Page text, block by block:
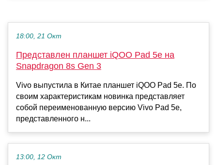
18:00, 21 Окт
Представлен планшет iQOO Pad 5e на
Snapdragon 8s Gen 3
Vivo выпустила в Китае планшет iQOO Pad 5e. По
своим характеристикам новинка представляет
собой переименованную версию Vivo Pad 5e,
представленного н...
13:00, 12 Окт